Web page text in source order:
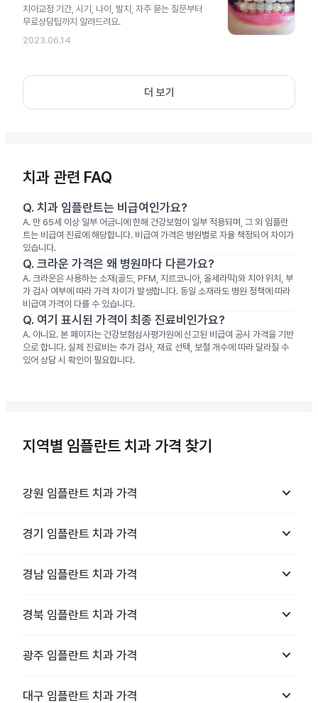
치아교정 기간, 시기, 나이, 발치, 자주 묻는 질문부터
무료상담팁까지 알려드려요.
2023.06.14
더 보기
치과 관련 FAQ
Q. 치과 임플란트는 비급여인가요?
A. 만 65세 이상 일부 어금니에 한해 건강보험이 일부 적용되며, 그 외 임플란
트는 비급여 진료에 해당합니다. 비급여 가격은 병원별로 자율 책정되어 차이가
있습니다.
Q. 크라운 가격은 왜 병원마다 다른가요?
A. 크라운은 사용하는 소재(골드, PFM, 지르코니아, 올세라믹)와 치아 위치, 부
가 검사 여부에 따라 가격 차이가 발생합니다. 동일 소재라도 병원 정책에 따라
비급여 가격이 다를 수 있습니다.
Q. 여기 표시된 가격이 최종 진료비인가요?
A. 아니요. 본 페이지는 건강보험심사평가원에 신고된 비급여 공시 가격을 기반
으로 합니다. 실제 진료비는 추가 검사, 재료 선택, 보철 개수에 따라 달라질 수
있어 상담 시 확인이 필요합니다.
지역별 임플란트 치과 가격 찾기
강원 임플란트 치과 가격 keyboard_arrow_down
경기 임플란트 치과 가격 keyboard_arrow_down
경남 임플란트 치과 가격 keyboard_arrow_down
경북 임플란트 치과 가격 keyboard_arrow_down
광주 임플란트 치과 가격 keyboard_arrow_down
대구 임플란트 치과 가격 keyboard_arrow_down